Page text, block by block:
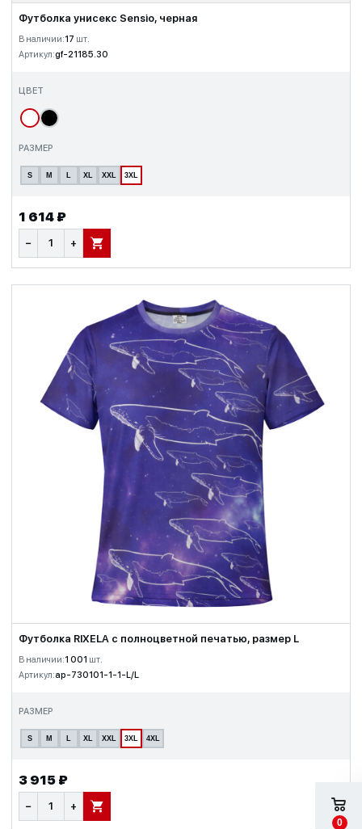
Футболка унисекс Sensio, черная
В наличии:17 шт.
Артикул:gf-21185.30
ЦВЕТ
РАЗМЕР
S M XL XXL 3XL
1 614 ₽
− + В КОРЗИНУ
Футболка RIXELA с полноцветной печатью, размер L
В наличии:1 001 шт.
Артикул:ap-730101-1-1-L/L
РАЗМЕР
S M XL XXL 3XL 4XL
3 915 ₽
− + В КОРЗИНУ
0